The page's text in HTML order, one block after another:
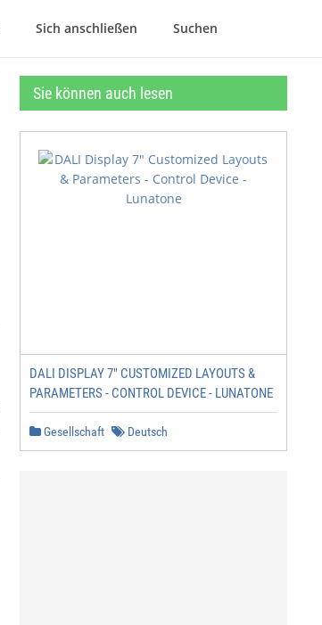
Sich anschließen Suchen
Sie können auch lesen
DALI DISPLAY 7" CUSTOMIZED LAYOUTS &
PARAMETERS - CONTROL DEVICE - LUNATONE
Gesellschaft Deutsch